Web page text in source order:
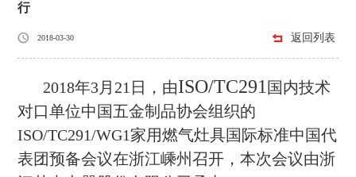
行
2018-03-30 返回列表
2018年3月21日，由ISO/TC291 国内技术
对口单位中国五金制品协会组织的
ISO/TC291/WG1家用燃气灶具国际标准中国代
表团预备会议在浙江嵊州召开，本次会议由浙